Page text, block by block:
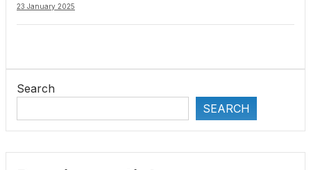
23 January 2025
Search
SEARCH